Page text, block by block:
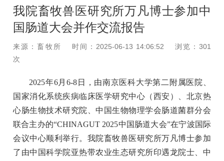
我院畜牧兽医研究所万凡博士参加中
国肠道大会并作交流报告
来源：畜牧所 时间：2025-06-13 14:06:52 浏览： 301
次
2025年6月6-8日，由南京医科大学第二附属医院、
国家消化系统疾病临床医学研究中心（西安）、北京热
心肠生物技术研究院、中国生物物理学会肠道菌群分会
联合主办的“CHINAGUT 2025中国肠道大会”在宁波国际
会议中心顺利举行。我院畜牧兽医研究所万凡博士参加
了由中国科学院亚热带农业生态研究所印遇龙院士、中